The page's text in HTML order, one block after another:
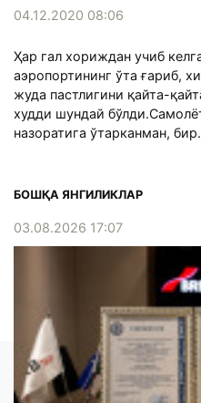
04.12.2020 08:06
Ҳар гал хориждан учиб
аэропортининг ўта ғариб,
жуда пастлигини қайта-
худди шундай
назоратига ўтарканман,
БОШҚА ЯНГИЛИКЛАР
03.08.2026 17:07